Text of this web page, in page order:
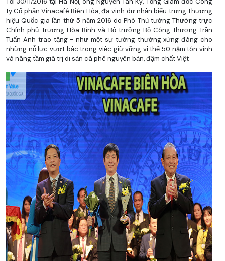
ty Cổ phần Vinacafé Biên Hòa, đã vinh dự nhận biểu trưng Thương
hiệu Quốc gia lần thứ 5 năm 2016 do Phó Thủ tướng Thường trực
Chính phủ Trương Hòa Bình và Bộ trưởng Bộ Công thương Trần
Tuấn Anh trao tặng - như một sự tưởng thưởng xứng đáng cho
những nỗ lực vượt bậc trong việc giữ vững vị thế 50 năm tôn vinh
và nâng tầm giá trị di sản cà phê nguyên bản, đậm chất Việt